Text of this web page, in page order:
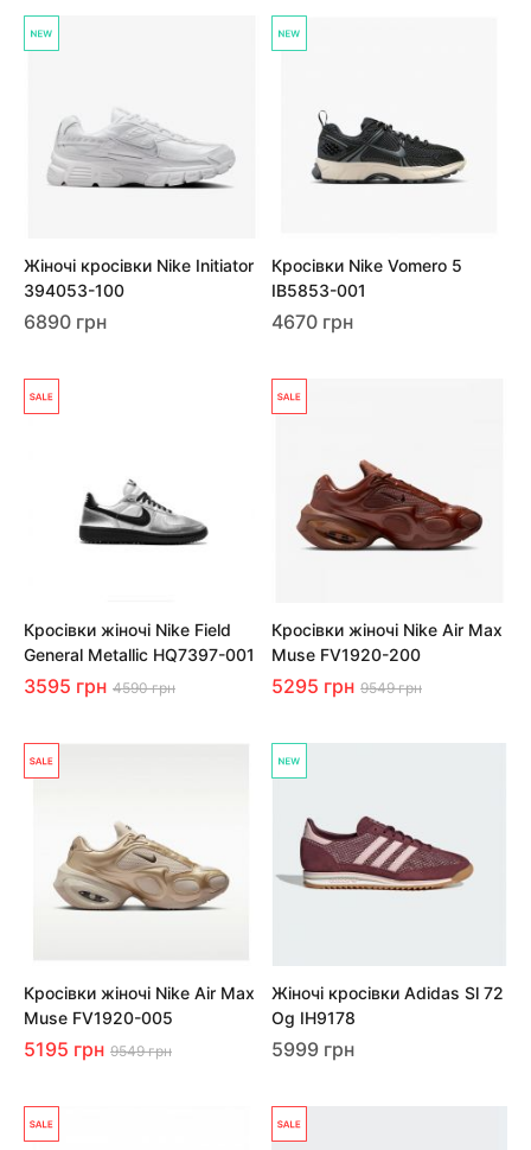
Жіночі кросівки Nike Initiator
394053-100
6890 грн
Кросівки Nike Vomero 5
IB5853-001
4670 грн
Кросівки жіночі Nike Field
General Metallic HQ7397-001
3595 грн 4590 грн
Кросівки жіночі Nike Air Max
Muse FV1920-200
5295 грн 9549 грн
Кросівки жіночі Nike Air Max
Muse FV1920-005
5195 грн 9549 грн
Жіночі кросівки Adidas Sl 72
Og IH9178
5999 грн